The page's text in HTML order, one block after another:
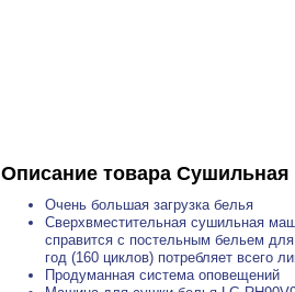
Описание товара Сушильная
Очень большая загрузка белья
Сверхвместительная сушильная
справится с постельным бельем
год (160 циклов) потребляет всего
Продуманная система оповещений